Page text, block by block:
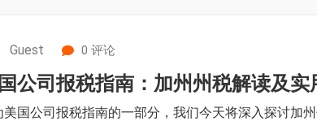
Guest 0 评论
公司报税指南：加州州税解读及实
美国公司报税指南的一部分，我们今天将深入探讨加